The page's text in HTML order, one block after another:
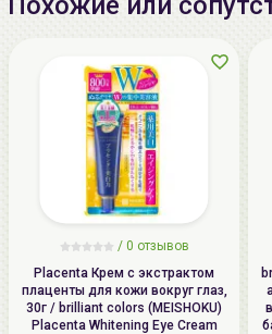
/ 0 отзывов
Placenta Крем с экстрактом
плаценты для кожи вокруг глаз,
30г / brilliant colors (MEISHOKU)
Placenta Whitening Eye Cream